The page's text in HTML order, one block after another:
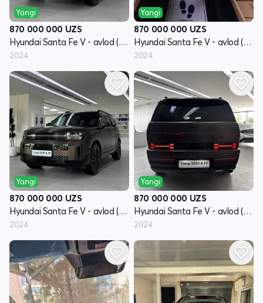
Yangi
870 000 000 UZS
Hyundai Santa Fe V - avlod (MX5)
2024
Yangi
870 000 000 UZS
Hyundai Santa Fe V - avlod (MX5)
2024
Yangi
870 000 000 UZS
Hyundai Santa Fe V - avlod (MX5)
2024
Yangi
870 000 000 UZS
Hyundai Santa Fe V - avlod (MX5)
2024